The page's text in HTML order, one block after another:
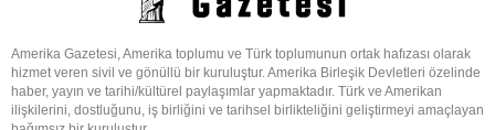
Amerika Gazetesi, Amerika toplumu ve Türk toplumunun ortak hafızası olarak
hizmet veren sivil ve gönüllü bir kuruluştur. Amerika Birleşik Devletleri özelinde
haber, yayın ve tarihi/kültürel paylaşımlar yapmaktadır. Türk ve Amerikan
ilişkilerini, dostluğunu, iş birliğini ve tarihsel birlikteliğini geliştirmeyi amaçlayan